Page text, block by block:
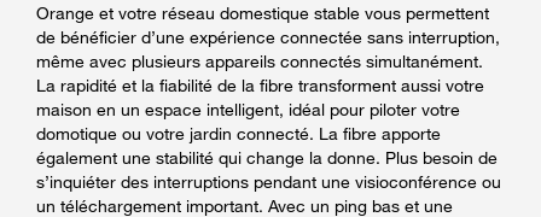
Orange et votre réseau domestique stable vous permettent
de bénéficier d’une expérience connectée sans interruption,
même avec plusieurs appareils connectés simultanément.
La rapidité et la fiabilité de la fibre transforment aussi votre
maison en un espace intelligent, idéal pour piloter votre
domotique ou votre jardin connecté. La fibre apporte
également une stabilité qui change la donne. Plus besoin de
s’inquiéter des interruptions pendant une visioconférence ou
un téléchargement important. Avec un ping bas et une